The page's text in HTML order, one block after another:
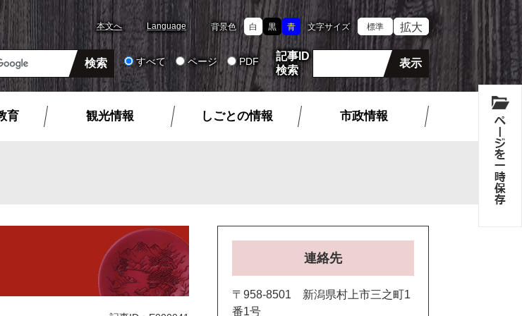
本文へ Language 背景色 白 黒 青 文字サイズ 標準 拡大
すべて ページ PDF
記事ID
検索
育 観光情報 しごとの情報 市政情報
連絡先
〒958-8501 新潟県村上市三之町1
番1号